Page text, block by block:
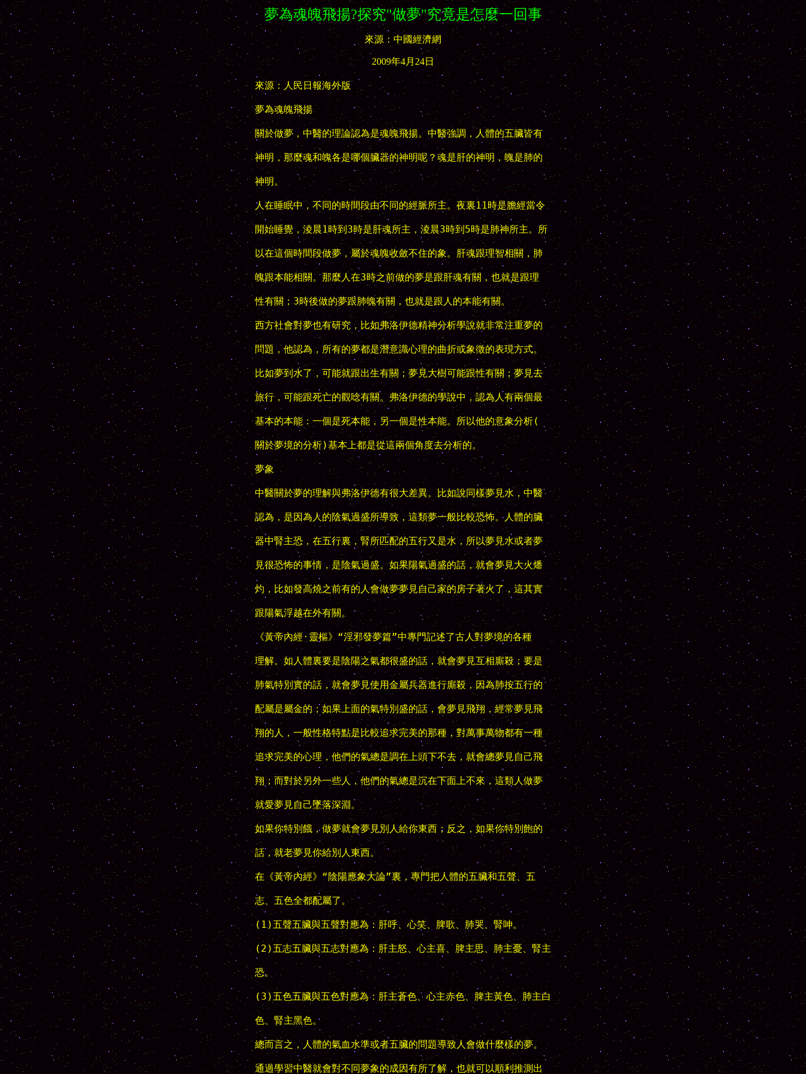
夢為魂魄飛揚?探究"做夢"究竟是怎麼一回事
來源：中國經濟網
2009年4月24日
來源：人民日報海外版
夢為魂魄飛揚
關於做夢，中醫的理論認為是魂魄飛揚。中醫強調，人體的五臟皆有
神明，那麼魂和魄各是哪個臟器的神明呢？魂是肝的神明，魄是肺的
神明。
人在睡眠中，不同的時間段由不同的經脈所主。夜裏11時是膽經當令
開始睡覺，淩晨1時到3時是肝魂所主，淩晨3時到5時是肺神所主。所
以在這個時間段做夢，屬於魂魄收斂不住的象。肝魂跟理智相關，肺
魄跟本能相關。那麼人在3時之前做的夢是跟肝魂有關，也就是跟理
性有關；3時後做的夢跟肺魄有關，也就是跟人的本能有關。
西方社會對夢也有研究，比如弗洛伊德精神分析學說就非常注重夢的
問題，他認為，所有的夢都是潛意識心理的曲折或象徵的表現方式。
比如夢到水了，可能就跟出生有關；夢見大樹可能跟性有關；夢見去
旅行，可能跟死亡的觀唸有關。弗洛伊德的學說中，認為人有兩個最
基本的本能：一個是死本能，另一個是性本能。所以他的意象分析(
關於夢境的分析)基本上都是從這兩個角度去分析的。
夢象
中醫關於夢的理解與弗洛伊德有很大差異。比如說同樣夢見水，中醫
認為，是因為人的陰氣過盛所導致，這類夢一般比較恐怖。人體的臟
器中腎主恐，在五行裏，腎所匹配的五行又是水，所以夢見水或者夢
見很恐怖的事情，是陰氣過盛。如果陽氣過盛的話，就會夢見大火燔
灼，比如發高燒之前有的人會做夢夢見自己家的房子著火了，這其實
跟陽氣浮越在外有關。
《黃帝內經·靈樞》“淫邪發夢篇”中專門記述了古人對夢境的各種
理解。如人體裏要是陰陽之氣都很盛的話，就會夢見互相廝殺；要是
肺氣特別實的話，就會夢見使用金屬兵器進行廝殺，因為肺按五行的
配屬是屬金的；如果上面的氣特別盛的話，會夢見飛翔，經常夢見飛
翔的人，一般性格特點是比較追求完美的那種，對萬事萬物都有一種
追求完美的心理，他們的氣總是調在上頭下不去，就會總夢見自己飛
翔；而對於另外一些人，他們的氣總是沉在下面上不來，這類人做夢
就愛夢見自己墜落深淵。
如果你特別餓，做夢就會夢見別人給你東西；反之，如果你特別飽的
話，就老夢見你給別人東西。
在《黃帝內經》“陰陽應象大論”裏，專門把人體的五臟和五聲、五
志、五色全都配屬了。
(1)五聲五臟與五聲對應為：肝呼、心笑、脾歌、肺哭、腎呻。
(2)五志五臟與五志對應為：肝主怒、心主喜、脾主思、肺主憂、腎主
恐。
(3)五色五臟與五色對應為：肝主蒼色、心主赤色、脾主黃色、肺主白
色、腎主黑色。
總而言之，人體的氣血水準或者五臟的問題導致人會做什麼樣的夢。
通過學習中醫就會對不同夢象的成因有所了解，也就可以順利推測出